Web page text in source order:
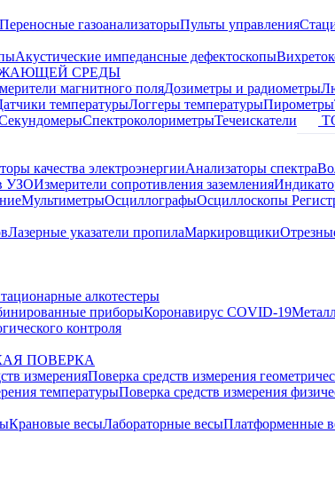
Переносные газоанализаторыПульты управления
Акустические импедансные дефектоскопы
СРЕДЫ
магнитного поляДозиметры и радиометры
температурыЛоггеры температурыПирометры
СпектроколориметрыТечеискатели
качества электроэнергииАнализаторы спектра
УЗОИзмерители сопротивления заземления
МультиметрыОсциллографыОсциллоскопы
Лазерные указатели пропилаМаркировщики
алкотестеры
приборыКоронавирус COVID-19
контроля
ПОВЕРКА
измеренияПоверка средств измерения
температурыПоверка средств измерения
Крановые весыЛабораторные весыПлатформенные